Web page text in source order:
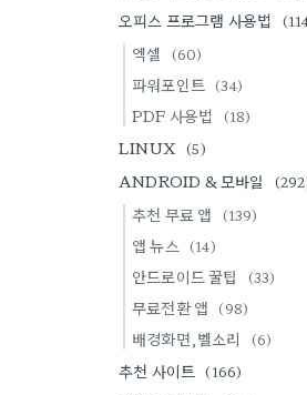
오피스 프로그램 사용법
엑셀 (60)
파워포인트 (34)
PDF 사용법 (18)
LINUX (5)
ANDROID & 모바일
추천 무료 앱 (139)
앱 뉴스 (14)
안드로이드 꿀팁 (33)
무료전환 앱 (98)
배경화면,벨소리 (6)
추천 사이트 (166)